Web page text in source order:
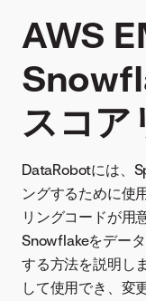
AWS
スコア
DataRobotには、
ングするために使
リングコードが用
Snowflakeをデー
する方法を説明し
して使用でき、変